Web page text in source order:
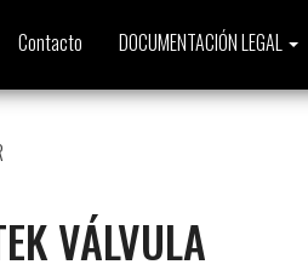
Contacto DOCUMENTACIÓN LEGAL
VÁLVULA